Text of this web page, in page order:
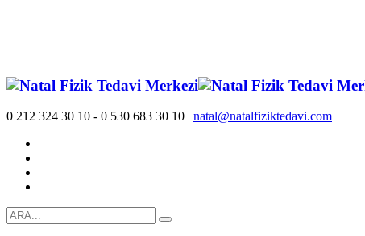
0 212 324 30 10 - 0 530 683 30 10 | natal@natalfiziktedavi.com